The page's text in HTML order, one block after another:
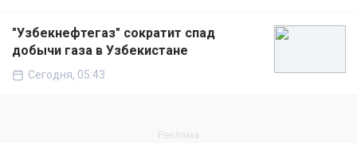
"Узбекнефтегаз" сократит спад
добычи газа в Узбекистане
Сегодня, 05:43